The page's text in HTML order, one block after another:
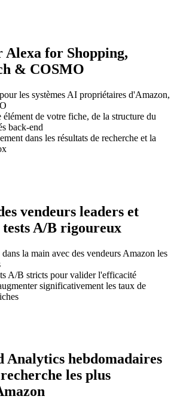
Alexa for Shopping,
& COSMO
les systèmes AI propriétaires d'Amazon,
élément de votre fiche, de la structure du
back-end
dans les résultats de recherche et la
vendeurs leaders et
A/B rigoureux
la main avec des vendeurs Amazon les
A/B stricts pour valider l'efficacité
significativement les taux de
Analytics hebdomadaires
les plus